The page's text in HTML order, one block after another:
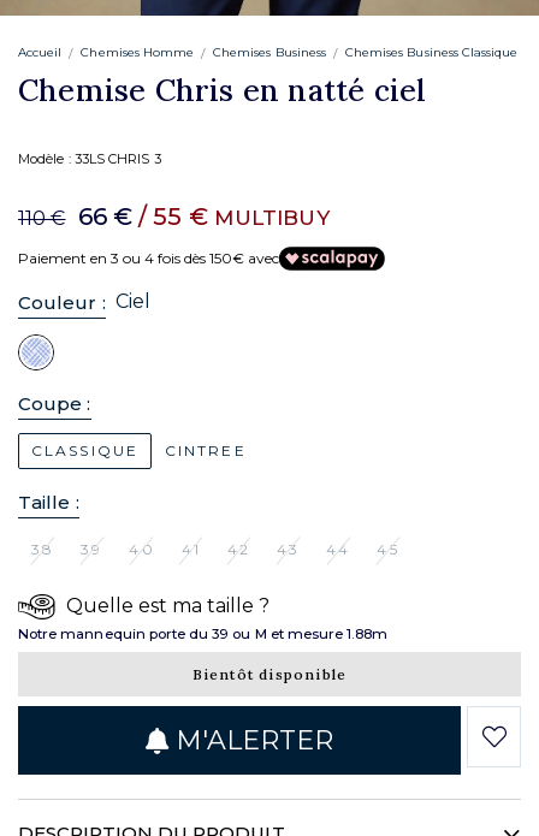
Accueil Chemises Homme Chemises Business Chemises Business Classique
Chemise Chris en natté ciel
Modèle : 33LS CHRIS 3
110 € 66 € / 55 € MULTIBUY
Paiement en 3 ou 4 fois dès 150€ avec
Couleur : Ciel
Coupe :
CLASSIQUE CINTREE
Taille :
38 39 40 41 42 43 44 45
Quelle est ma taille ?
Notre mannequin porte du 39 ou M et mesure 1.88m
Bientôt disponible
M'ALERTER